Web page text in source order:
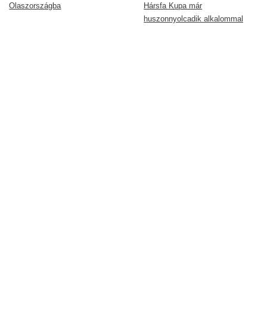
Olaszországba
Hársfa Kupa már
huszonnyolcadik alkalommal